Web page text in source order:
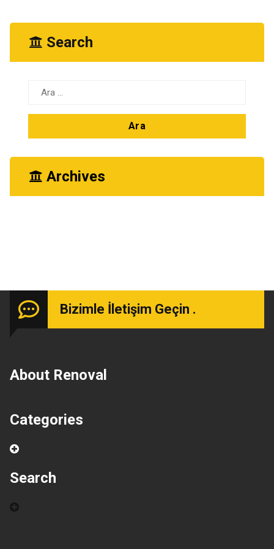
Search
Arama:
Archives
Bizimle İletişim Geçin .
About Renoval
Categories
Search